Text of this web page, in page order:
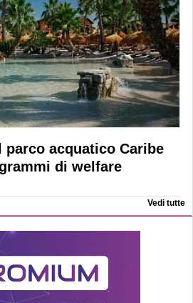
acquatico Caribe
di welfare
Vedi tutte